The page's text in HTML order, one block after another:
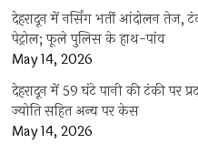
देहरादून में नर्सिंग भर्ती आंदोलन तेज,
पेट्रोल; फूले पुलिस के हाथ-पांव
May 14, 2026
देहरादून में 59 घंटे पानी की टंकी पर
ज्योति सहित अन्य पर केस
May 14, 2026